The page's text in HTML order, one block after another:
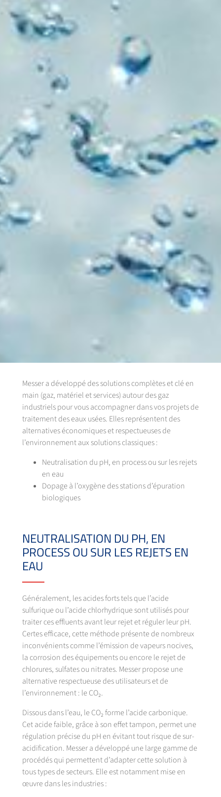
Messer a développé des solutions complètes et clé en
main (gaz, matériel et services) autour des gaz
industriels pour vous accompagner dans vos projets de
traitement des eaux usées. Elles représentent des
alternatives économiques et respectueuses de
l’environnement aux solutions classiques :
Neutralisation du pH, en process ou sur les rejets
en eau
Dopage à l’oxygène des stations d’épuration
biologiques
NEUTRALISATION DU PH, EN
PROCESS OU SUR LES REJETS EN
EAU
Généralement, les acides forts tels que l’acide
sulfurique ou l’acide chlorhydrique sont utilisés pour
traiter ces effluents avant leur rejet et réguler leur pH.
Certes efficace, cette méthode présente de nombreux
inconvénients comme l’émission de vapeurs nocives,
la corrosion des équipements ou encore le rejet de
chlorures, sulfates ou nitrates. Messer propose une
alternative respectueuse des utilisateurs et de
l’environnement : le CO₂.
Dissous dans l’eau, le CO₂ forme l’acide carbonique.
Cet acide faible, grâce à son effet tampon, permet une
régulation précise du pH en évitant tout risque de sur-
acidification. Messer a développé une large gamme de
procédés qui permettent d’adapter cette solution à
tous types de secteurs. Elle est notamment mise en
œuvre dans les industries :